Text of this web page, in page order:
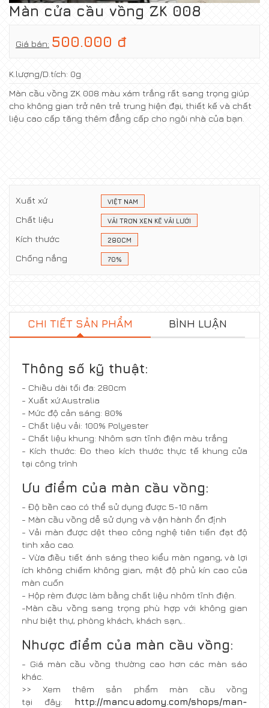
Màn cửa cầu vồng ZK 008
Giá bán: 500.000 đ
K.lượng/D.tích: 0g
Màn cầu vồng ZK 008 màu xám trắng rất sang trọng giúp
cho không gian trở nên trẻ trung hiện đại, thiết kế và chất
liệu cao cấp tăng thêm đẳng cấp cho ngôi nhà của bạn.
Xuất xứ VIỆT NAM
Chất liệu VẢI TRƠN XEN KẼ VẢI LƯỚI
Kích thước 280CM
Chống nắng 70%
CHI TIẾT SẢN PHẨM BÌNH LUẬN
Thông số kỹ thuật:
- Chiều dài tối đa: 280cm
- Xuất xứ:Australia
- Mức độ cản sáng: 80%
- Chất liệu vải: 100% Polyester
- Chất liệu khung: Nhôm sơn tĩnh điện màu trắng
- Kích thước: Đo theo kích thước thực tế khung cửa
tại công trình
Ưu điểm của màn cầu vồng:
- Độ bền cao có thể sử dụng được 5-10 năm
- Màn cầu vồng dễ sử dụng và vận hành ổn định
- Vải màn được dệt theo công nghệ tiên tiến đạt độ
tinh xảo cao.
- Vừa điều tiết ánh sáng theo kiểu màn ngang, và lợi
ích không chiếm không gian, mật độ phủ kín cao của
màn cuốn
- Hộp rèm được làm bằng chất liệu nhôm tĩnh điện.
-Màn cầu vồng sang trọng phù hợp với không gian
như biệt thự, phòng khách, khách sạn,..
Nhược điểm của màn cầu vồng:
- Giá màn cầu vồng thường cao hơn các màn sáo
khác.
>> Xem thêm sản phẩm màn cầu vồng
tại đây: http://mancuadomy.com/shops/man-